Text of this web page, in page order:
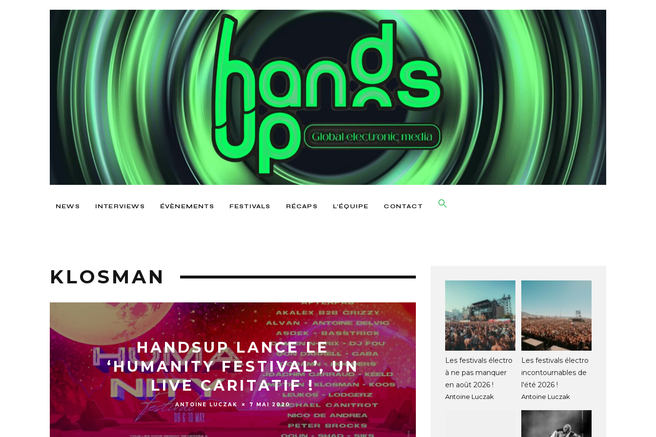
NEWS INTERVIEWS ÉVÈNEMENTS FESTIVALS RÉCAPS L’ÉQUIPE CONTACT
KLOSMAN
HANDSUP LANCE LE
‘HUMANITY FESTIVAL’, UN
LIVE CARITATIF !
ANTOINE LUCZAK 7 MAI 2020
Les festivals électro
à ne pas manquer
en août 2026 !
Antoine Luczak
Les festivals électro
incontournables de
l'été 2026 !
Antoine Luczak